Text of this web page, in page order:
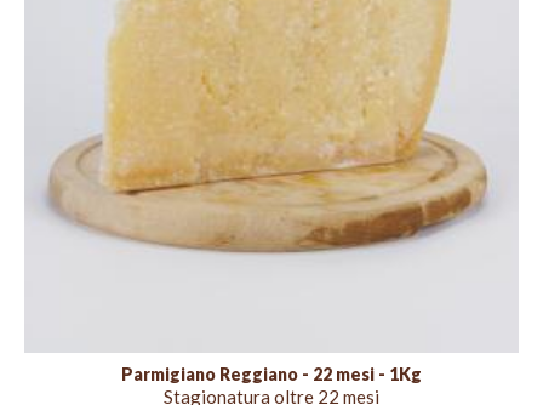
Parmigiano Reggiano - 22 mesi - 1Kg
Stagionatura oltre 22 mesi